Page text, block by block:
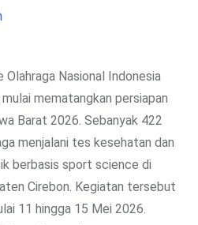
Olahraga Nasional Indonesia
mematangkan persiapan
Barat 2026. Sebanyak 422
menjalani tes kesehatan dan
berbasis sport science di
Cirebon. Kegiatan tersebut
11 hingga 15 Mei 2026.